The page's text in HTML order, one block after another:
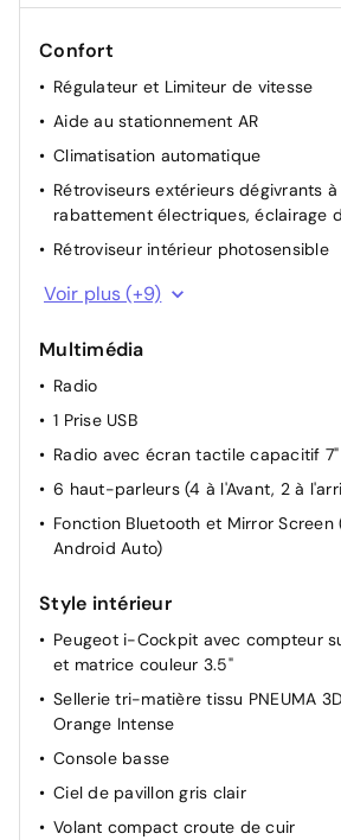
Confort
Régulateur et Limiteur de vitesse
Aide au stationnement AR
Climatisation automatique
Rétroviseurs extérieurs dégivrants
rabattement électriques, éclairage
Rétroviseur intérieur photosensible
Plancher de coffre à deux positions
Stop & Start
Direction assistée électrique
Commandes multimédia sur volant
Filets poches aumônières au dos
Frein à main manuel
Siège conducteur avec réglage
Eclairage coffre à ampoule
Voir plus (+9)
Multimédia
Radio
1 Prise USB
Radio avec écran tactile capacitif
6 haut-parleurs (4 à l'Avant, 2 à
Fonction Bluetooth et Mirror
Android Auto)
Style intérieur
Peugeot i-Cockpit avec compteur
et matrice couleur 3.5"
Sellerie tri-matière tissu PNEUMA
Orange Intense
Console basse
Ciel de pavillon gris clair
Volant compact croute de cuir